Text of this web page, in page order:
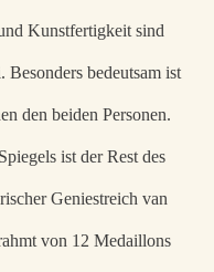
Kunstfertigkeit sind
bedeutsam ist
den beiden Personen.
ist der Rest des
Geniestreich van
von 12 Medaillons